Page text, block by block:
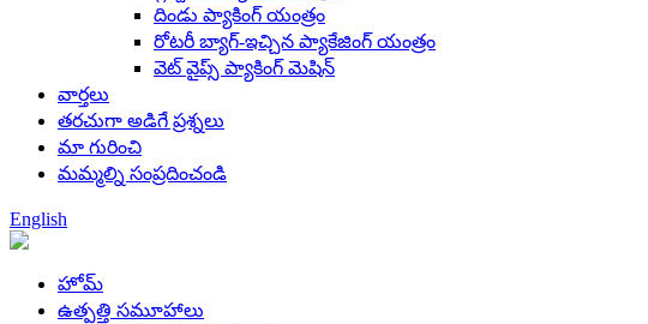
దిండు ప్యాకింగ్ యంత్రం
రోటరీ బ్యాగ్-ఇచ్చిన ప్యాకేజింగ్ యంత్రం
వెట్ వైప్స్ ప్యాకింగ్ మెషిన్
వార్తలు
తరచుగా అడిగే ప్రశ్నలు
మా గురించి
మమ్మల్ని సంప్రదించండి
English
హోమ్
ఉత్పత్తి సమూహాలు